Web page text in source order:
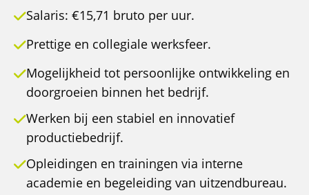
Salaris: €15,71 bruto per uur.
Prettige en collegiale werksfeer.
Mogelijkheid tot persoonlijke ontwikkeling en
doorgroeien binnen het bedrijf.
Werken bij een stabiel en innovatief
productiebedrijf.
Opleidingen en trainingen via interne
academie en begeleiding van uitzendbureau.